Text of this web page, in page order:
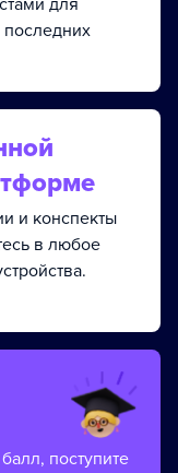
для
и конспекты
в любое
поступите